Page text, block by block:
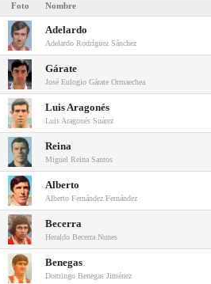
Foto Nombre
Adelardo
Adelardo Rodríguez Sánchez
Gárate
José Eulogio Gárate Ormaechea
Luis Aragonés
Luis Aragonés Suárez
Reina
Miguel Reina Santos
Alberto
Alberto Fernández Fernández
Becerra
Heraldo Becerra Nunes
Benegas
Domingo Benegas Jiménez